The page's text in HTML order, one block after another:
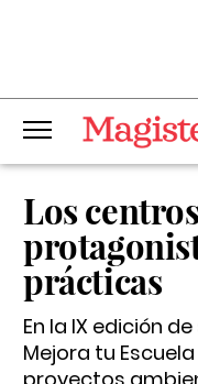
Los
prácticas
En la IX edición
Mejora tu